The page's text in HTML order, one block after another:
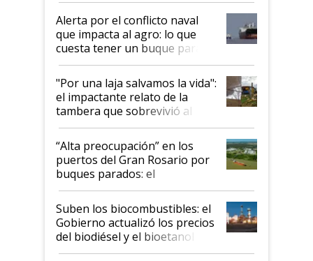
desregulación
Alerta por el conflicto naval
que impacta al agro: lo que
cuesta tener un buque parado
y el peligro de que Argentina
pase a ser "país sucio"
"Por una laja salvamos la vida":
el impactante relato de la
tambera que sobrevivió al
tornado
“Alta preocupación” en los
puertos del Gran Rosario por
buques parados: el
funcionamiento de las
exportadoras en tensión tras
la medida de fuerza de los
prácticos
Suben los biocombustibles: el
Gobierno actualizó los precios
del biodiésel y el bioetanol